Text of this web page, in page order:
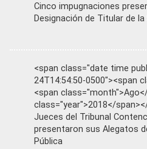
Cinco impugnaciones
Designación de Titular de la
<span class="date time
24T14:54:50-0500"><span
<span
class="year">2018</
Jueces del Tribunal
presentaron sus Alegatos
Pública